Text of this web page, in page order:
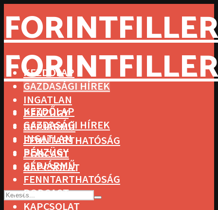
KEZDŐLAP
GAZDASÁGI HÍREK
INGATLAN
PÉNZÜGY
GÉPJÁRMŰ
FENNTARTHATÓSÁG
PODCAST
KAPCSOLAT
KEZDŐLAP
GAZDASÁGI HÍREK
INGATLAN
PÉNZÜGY
GÉPJÁRMŰ
FENNTARTHATÓSÁG
PODCAST
KAPCSOLAT